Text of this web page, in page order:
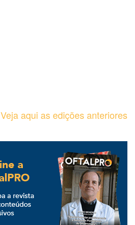
Veja aqui as edições anteriores